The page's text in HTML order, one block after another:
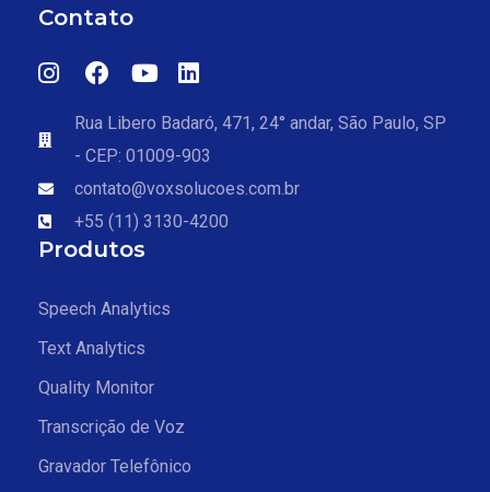
Contato
Rua Libero Badaró, 471, 24° andar, São Paulo, SP
- CEP: 01009-903
contato@voxsolucoes.com.br
+55 (11) 3130-4200
Produtos
Speech Analytics
Text Analytics
Quality Monitor
Transcrição de Voz
Gravador Telefônico